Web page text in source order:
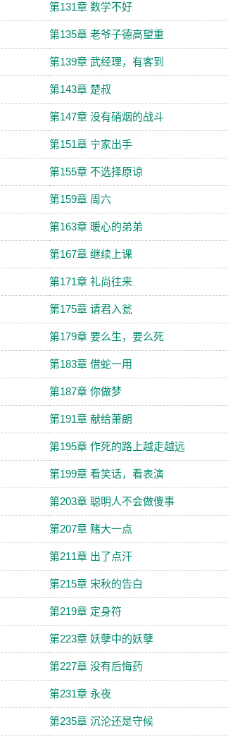
第131章 数学不好
第135章 老爷子德高望重
第139章 武经理，有客到
第143章 楚叔
第147章 没有硝烟的战斗
第151章 宁家出手
第155章 不选择原谅
第159章 周六
第163章 暖心的弟弟
第167章 继续上课
第171章 礼尚往来
第175章 请君入瓮
第179章 要么生，要么死
第183章 借蛇一用
第187章 你做梦
第191章 献给萧朗
第195章 作死的路上越走越远
第199章 看笑话，看表演
第203章 聪明人不会做傻事
第207章 赌大一点
第211章 出了点汗
第215章 宋秋的告白
第219章 定身符
第223章 妖孽中的妖孽
第227章 没有后悔药
第231章 永夜
第235章 沉沦还是守候